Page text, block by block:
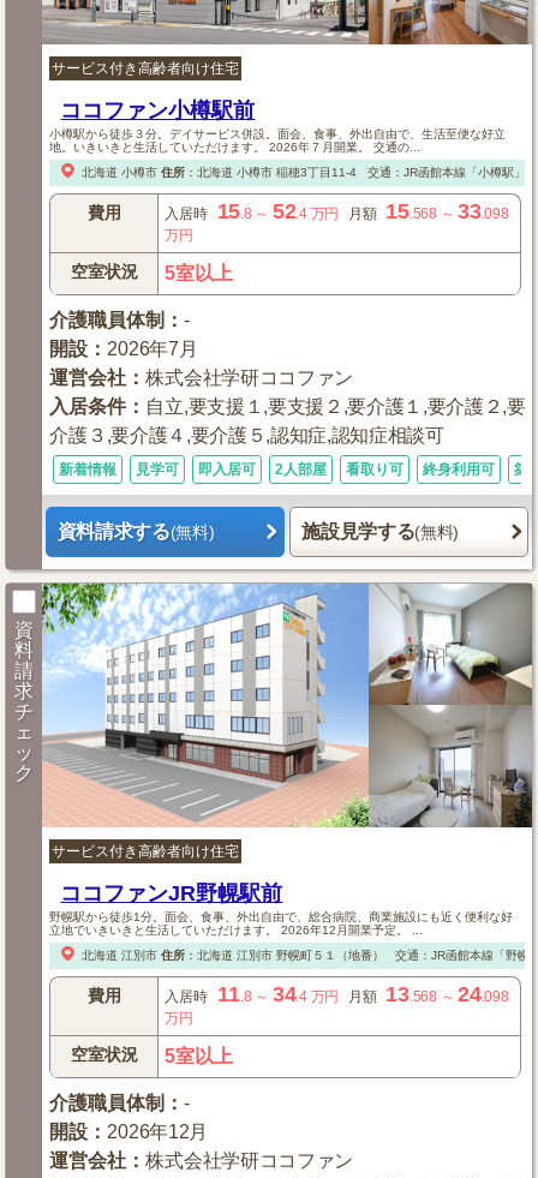
サービス付き高齢者向け住宅
ココファン小樽駅前
小樽駅から徒歩３分。デイサービス併設。面会、食事、外出自由で、生活至便な好立
地。いきいきと生活していただけます。 2026年７月開業。 交通の...
北海道 小樽市 住所： 北海道 小樽市稲穂3丁目11-4 交通：JR函館本線「小樽駅」
費用 入居時 15.8 ～ 52.4 万円 月額 15.568 ～33.098
万円
空室状況 5室以上
介護職員体制 ：-
開設 ： 2026年7月
運営会社 ：株式会社学研ココファン
入居条件： 自立,要支援１,要支援２,要介護１,要介護２,要
介護３,要介護４,要介護５,認知症,認知症相談可
新着情報 見学可 即入居可 2人部屋 看取り可 終身利用可 築
資料請求する(無料) 施設見学する(無料)
資
料
請
求
チ
ェ
ッ
ク
サービス付き高齢者向け住宅
ココファンJR野幌駅前
野幌駅から徒歩1分。面会、食事、外出自由で、総合病院、商業施設にも近く便利な好
立地でいきいきと生活していただけます。 2026年12月開業予定。 ...
北海道 江別市 住所： 北海道 江別市野幌町５１（地番） 交通：JR函館本線「野幌
費用 入居時 11.8 ～ 34.4 万円 月額 13.568 ～24.098
万円
空室状況 5室以上
介護職員体制 ：-
開設 ： 2026年12月
運営会社 ：株式会社学研ココファン